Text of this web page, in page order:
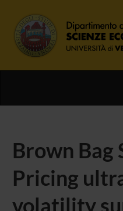
Brown Bag
Pricing
volatility